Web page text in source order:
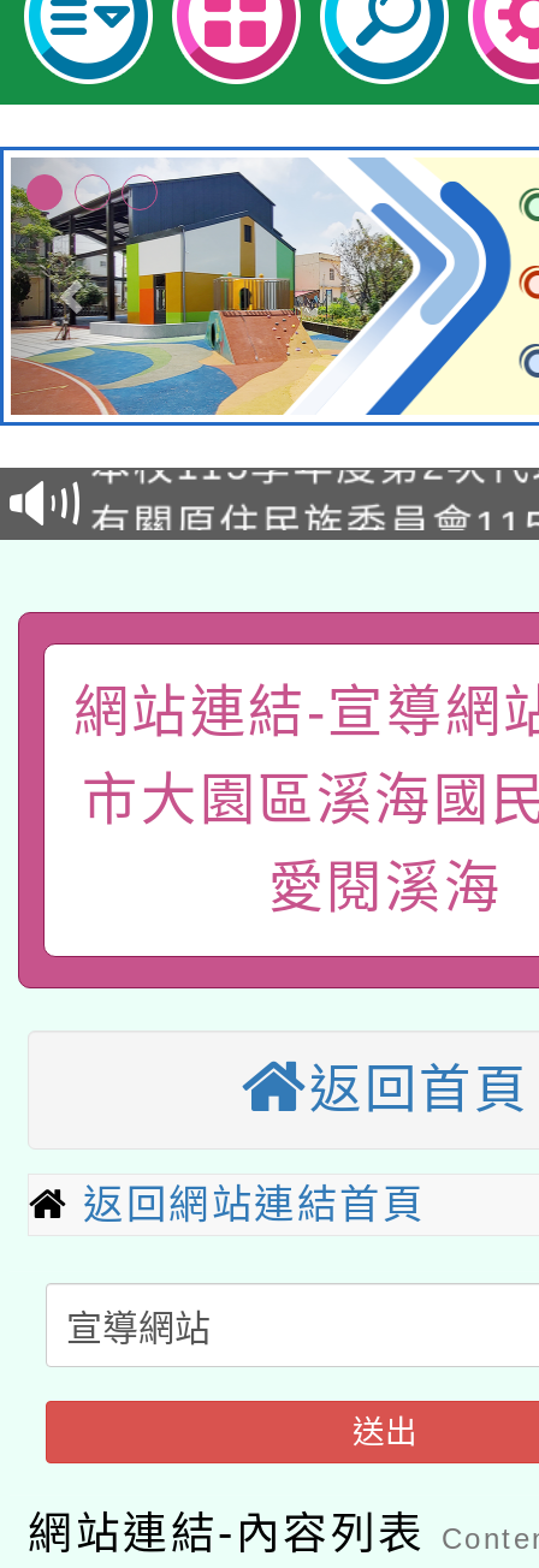
本校115學年度第1次
次招考甄選結果公告(
有關原住民族委員會
一案。
答一案
有關本府115年70歲以
人員健康講座「吃得安
心」，鼓勵退休同仁踴
案。
本校115學年度第2次
招)
適應運動共學行動站研
本館辦理115年度閱讀
暨閱讀推動專業研習
科技賦能─人工智慧
A3數位素養講師名單
本校115學年度第1次
第3次招考甄選結果公
次招考甄選結果公告(
有關原住民族委員會
公告之原住民族歲時祭
一案。
兒童少年暑期犯罪預防
答一案
有關本府115年70歲以
人員健康講座「吃得安
心」，鼓勵退休同仁踴
本校115學年度第2次
招甄選結果公告(無人
適應運動共學行動站研
本館辦理115年度閱讀
暨閱讀推動專業研習
科技賦能─人工智慧
礎課程
A3數位素養講師名單
網站連結-宣導網
市大園區溪海國
愛閱溪海
返回首頁
返回網站連結首頁
送出
網站連結-內容列表